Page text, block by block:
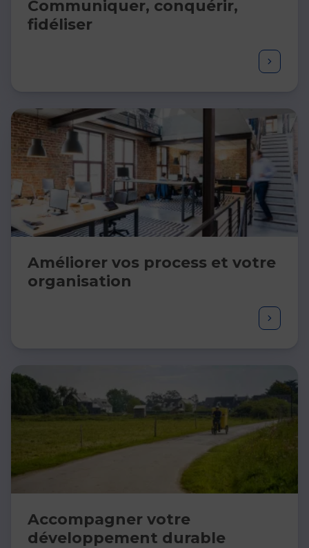
Communiquer, conquérir,
fidéliser​
Améliorer vos process et votre
organisation ​
Accompagner votre​
développement ​durable​